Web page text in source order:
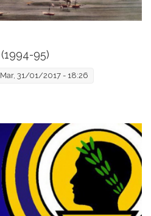
95)
31/01/2017 - 18:26